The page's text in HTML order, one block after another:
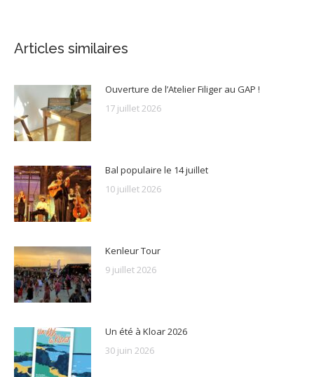
Articles similaires
Ouverture de l’Atelier Filiger au GAP !
17 juillet 2026
Bal populaire le 14 juillet
10 juillet 2026
Kenleur Tour
9 juillet 2026
Un été à Kloar 2026
30 juin 2026